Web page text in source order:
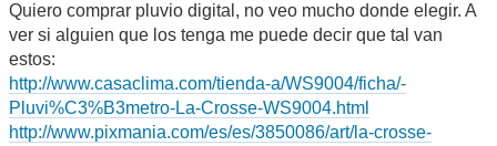
Quiero comprar pluvio digital, no veo mucho donde elegir. A
ver si alguien que los tenga me puede decir que tal van
estos:
http://www.casaclima.com/tienda-a/WS9004/ficha/-
Pluvi%C3%B3metro-La-Crosse-WS9004.html
http://www.pixmania.com/es/es/3850086/art/la-crosse-